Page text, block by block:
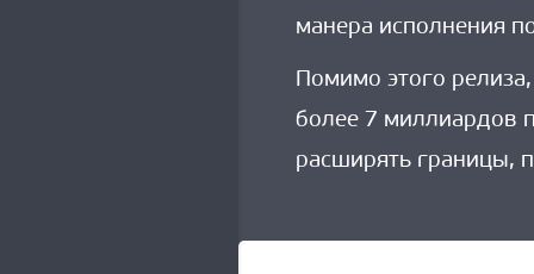
манера исполнения
Помимо этого
более 7 миллиардов
расширять границы,